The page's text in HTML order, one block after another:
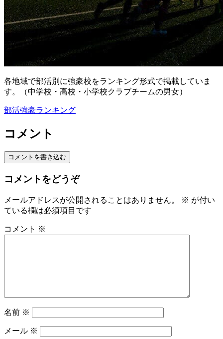
各地域で部活別に強豪校をランキング形式で掲載していま
す。（中学校・高校・小学校クラブチームの男女）
部活強豪ランキング
コメント
コメントを書き込む
コメントをどうぞ
メールアドレスが公開されることはありません。 ※ が付い
ている欄は必須項目です
コメント ※
名前 ※
メール ※